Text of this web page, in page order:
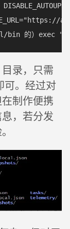
录，只需
可。经过对
制作便携
，若分发